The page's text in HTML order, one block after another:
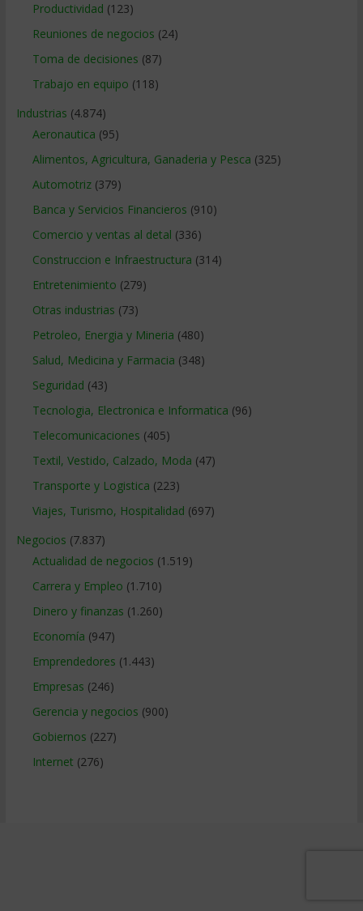
Productividad (123)
Reuniones de negocios (24)
Toma de decisiones (87)
Trabajo en equipo (118)
Industrias (4.874)
Aeronautica (95)
Alimentos, Agricultura, Ganaderia y Pesca (325)
Automotriz(379)
Banca y Servicios Financieros (910)
Comercio y ventas al detal (336)
Construccion e Infraestructura (314)
Entretenimiento (279)
Otras industrias (73)
Petroleo, Energia y Mineria (480)
Salud, Medicina y Farmacia (348)
Seguridad (43)
Tecnologia, Electronica e Informatica (96)
Telecomunicaciones (405)
Textil, Vestido, Calzado, Moda (47)
Transporte y Logistica (223)
Viajes, Turismo, Hospitalidad (697)
Negocios (7.837)
Actualidad de negocios (1.519)
Carrera y Empleo (1.710)
Dinero y finanzas (1.260)
Economía (947)
Emprendedores (1.443)
Empresas (246)
Gerencia y negocios (900)
Gobiernos (227)
Internet (276)